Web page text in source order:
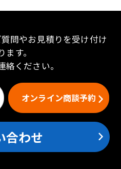
問やお見積りを受け付け
ます。
絡ください。
オンライン商談予約
合わせ